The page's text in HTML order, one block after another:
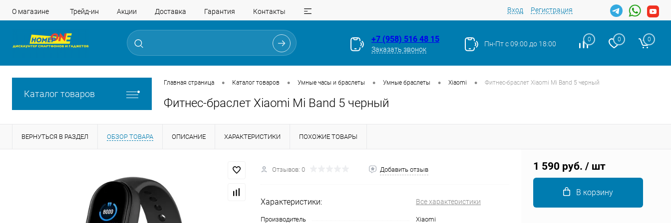
О магазине Трейд-ин Акции Доставка Гарантия Контакты Вход Регистрация
+7 (958) 516 48 15
Заказать звонок
Пн-Пт с 09:00 до 18:00
0 0 0
Каталог товаров
Главная страница • Каталог товаров • Умные часы и браслеты • Умные браслеты • Xiaomi • Фитнес-браслет Xiaomi Mi Band 5 черный
Фитнес-браслет Xiaomi Mi Band 5 черный
ВЕРНУТЬСЯ В РАЗДЕЛ ОБЗОР ТОВАРА ОПИСАНИЕ ХАРАКТЕРИСТИКИ ПОХОЖИЕ ТОВАРЫ
Отзывов: 0 Добавить отзыв
Характеристики: Все характеристики
Производитель
Xiaomi
1 590 руб. / шт
В корзину